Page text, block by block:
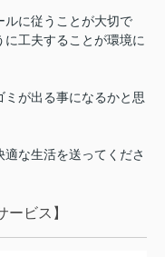
ルに従うことが大切で
工夫することが環境に
が出る事になるかと思
な生活を送ってくださ
ビス】